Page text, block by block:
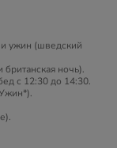
и ужин (шведский
британская ночь).
с 12:30 до 14:30.